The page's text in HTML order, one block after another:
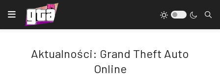
Aktualności: Grand Theft Auto
Online